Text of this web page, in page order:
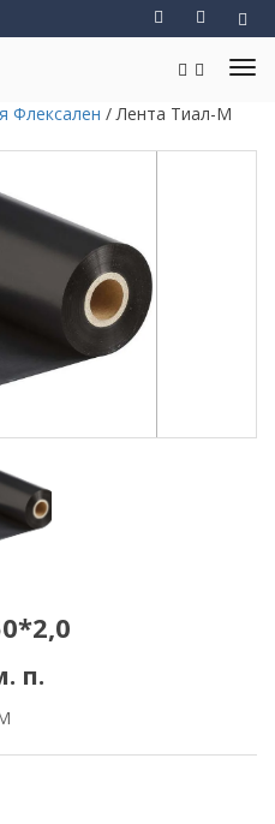
Флексален /Лента Тиал-М
п.